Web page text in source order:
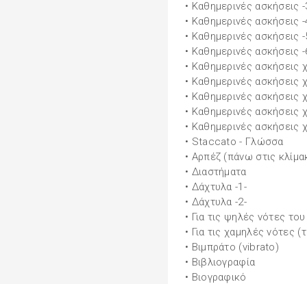
• Καθημερινές ασκήσεις
• Καθημερινές ασκήσεις
• Καθημερινές ασκήσεις
• Καθημερινές ασκήσεις
• Καθημερινές ασκήσεις
• Καθημερινές ασκήσεις
• Καθημερινές ασκήσεις
• Καθημερινές ασκήσεις
• Καθημερινές ασκήσεις
• Staccato - Γλώσσα
• Αρπέζ (πάνω στις
• Διαστήματα
• Δάχτυλα -1-
• Δάχτυλα -2-
• Για τις ψηλές νότες
• Για τις χαμηλές νότες
• Βιμπράτο (vibrato)
• Βιβλιογραφία
• Βιογραφικό